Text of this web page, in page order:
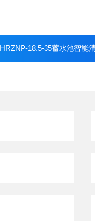
HRZNP-18.5-35蓄水池智能清洁设备不